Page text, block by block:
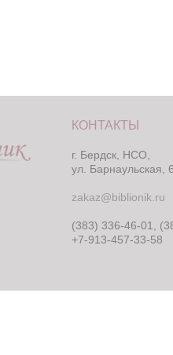
КОНТАКТЫ
г. Бердск, НСО,
ул. Барнаульская,
zakaz@biblionik.ru
(383) 336-46-01,
+7-913-457-33-58